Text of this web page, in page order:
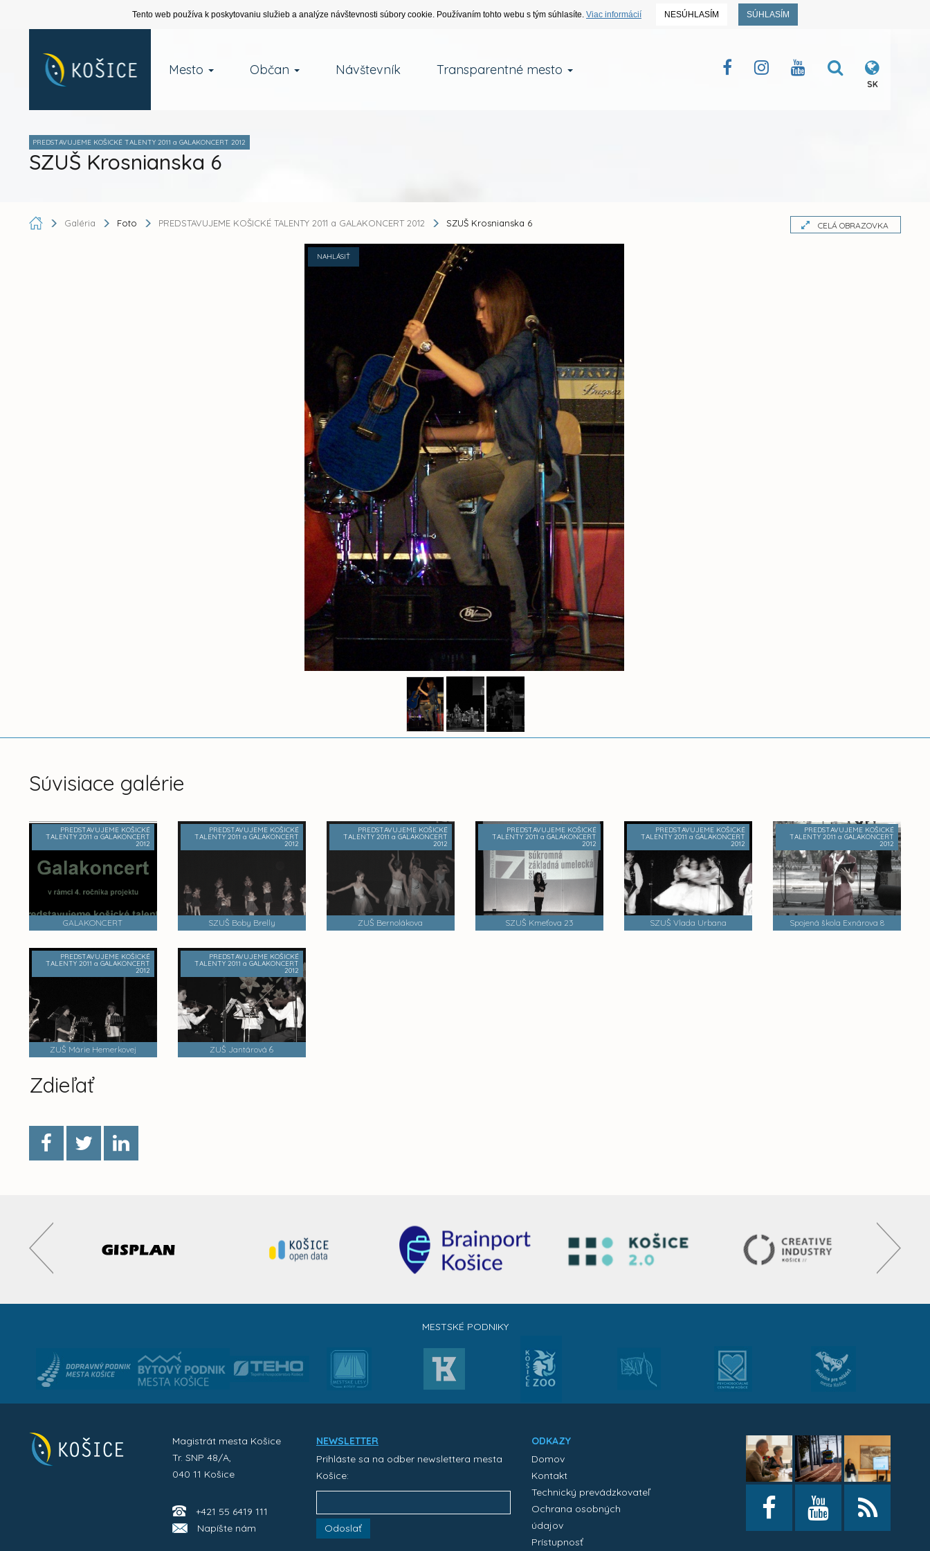
Tento web používa k poskytovaniu služieb a analýze návštevnosti súbory cookie. Používaním tohto webu s tým súhlasíte. Viac informácií NESÚHLASÍM SÚHLASÍM
Mesto Občan Návštevník Transparentné mesto
SK
PREDSTAVUJEME KOŠICKÉ TALENTY 2011 a GALAKONCERT 2012
SZUŠ Krosnianska 6
Galéria Foto PREDSTAVUJEME KOŠICKÉ TALENTY 2011 a GALAKONCERT 2012 SZUŠ Krosnianska 6 CELÁ OBRAZOVKA
NAHLÁSIŤ
Súvisiace galérie
PREDSTAVUJEME KOŠICKÉ
TALENTY 2011 a GALAKONCERT
2012
GALAKONCERT
PREDSTAVUJEME KOŠICKÉ
TALENTY 2011 a GALAKONCERT
2012
SZUŠ Boby Brelly
PREDSTAVUJEME KOŠICKÉ
TALENTY 2011 a GALAKONCERT
2012
ZUŠ Bernolákova
PREDSTAVUJEME KOŠICKÉ
TALENTY 2011 a GALAKONCERT
2012
SZUŠ Kmeťova 23
PREDSTAVUJEME KOŠICKÉ
TALENTY 2011 a GALAKONCERT
2012
SZUŠ Vlada Urbana
PREDSTAVUJEME KOŠICKÉ
TALENTY 2011 a GALAKONCERT
2012
Spojená škola Exnárova 8
PREDSTAVUJEME KOŠICKÉ
TALENTY 2011 a GALAKONCERT
2012
ZUŠ Márie Hemerkovej
PREDSTAVUJEME KOŠICKÉ
TALENTY 2011 a GALAKONCERT
2012
ZUŠ Jantárová 6
Zdieľať
MESTSKÉ PODNIKY
Magistrát mesta Košice
Tr. SNP 48/A,
040 11 Košice
+421 55 6419 111
Napíšte nám
NEWSLETTER
Prihláste sa na odber newslettera mesta
Košice:
Odoslať
ODKAZY
Domov
Kontakt
Technický prevádzkovateľ
Ochrana osobných
údajov
Prístupnosť